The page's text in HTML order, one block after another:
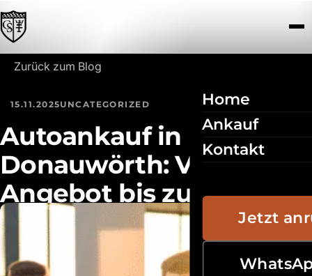
Zum Inhalt springen
Home
Ankauf
Kontakt
Jetzt
Zurück zum Blog
15.11.2025UNCATEGORIZED
Autoankauf in
Donauwörth: Vom
Angebot bis zur
Zahlung einfach erklärt